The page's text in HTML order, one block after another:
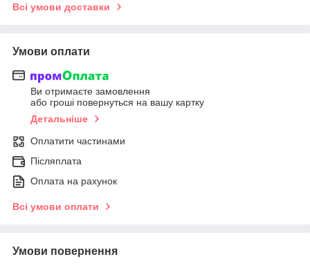
Всі умови доставки
Умови оплати
Ви отримаєте замовлення
або гроші повернуться на вашу картку
Детальніше
Оплатити частинами
Післяплата
Оплата на рахунок
Всі умови оплати
Умови повернення